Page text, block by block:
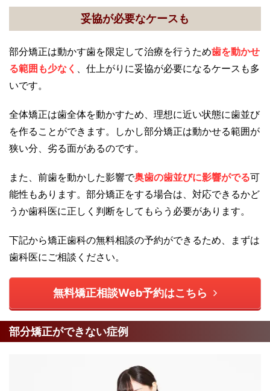
妥協が必要なケースも
部分矯正は動かす歯を限定して治療を行うため歯を動かせ
る範囲も少なく 、仕上がりに妥協が必要になるケースも多
いです。
全体矯正は歯全体を動かすため、理想に近い状態に歯並び
を作ることができます。しかし部分矯正は動かせる範囲が
狭い分、劣る面があるのです。
また、前歯を動かした影響で奥歯の歯並びに影響がでる可
能性もあります。部分矯正をする場合は、対応できるかど
うか歯科医に正しく判断をしてもらう必要があります。
下記から矯正歯科の無料相談の予約ができるため、まずは
歯科医にご相談ください。
無料矯正相談Web予約はこちら
部分矯正ができない症例